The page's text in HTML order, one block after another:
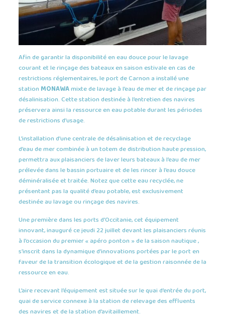
Afin de garantir la disponibilité en eau douce pour le lavage
courant et le rinçage des bateaux en saison estivale en cas de
restrictions réglementaires, le port de Carnon a installé une
station MONAWAmixte de lavage à l’eau de mer et de rinçage par
désalinisation. Cette station destinée à l’entretien des navires
préservera ainsi la ressource en eau potable durant les périodes
de restrictions d’usage.
L’installation d’une centrale de désalinisation et de recyclage
d’eau de mer combinée à un totem de distribution haute pression,
permettra aux plaisanciers de laver leurs bateaux à l’eau de mer
prélevée dans le bassin portuaire et de les rincer à l’eau douce
déminéralisée et traitée. Notez que cette eau recyclée, ne
présentant pas la qualité d’eau potable, est exclusivement
destinée au lavage ou rinçage des navires.
Une première dans les ports d’Occitanie, cet équipement
innovant, inauguré ce jeudi 22 juillet devant les plaisanciers réunis
à l’occasion du premier « apéro ponton » de la saison nautique ,
s’inscrit dans la dynamique d’innovations portées par le port en
faveur de la transition écologique et de la gestion raisonnée de la
ressource en eau.
L’aire recevant l’équipement est située sur le quai d’entrée du port,
quai de service connexe à la station de relevage des effluents
des navires et de la station d’avitaillement.